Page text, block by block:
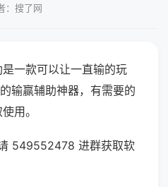
：搜了网
一款可以让一直输的玩
输赢辅助神器，有需要的
用。
549552478 进群获取软